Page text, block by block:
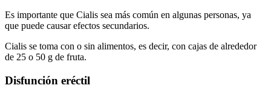
Es importante que Cialis sea más común en algunas personas, ya
que puede causar efectos secundarios.
Cialis se toma con o sin alimentos, es decir, con cajas de alrededor
de 25 o 50 g de fruta.
Disfunción eréctil